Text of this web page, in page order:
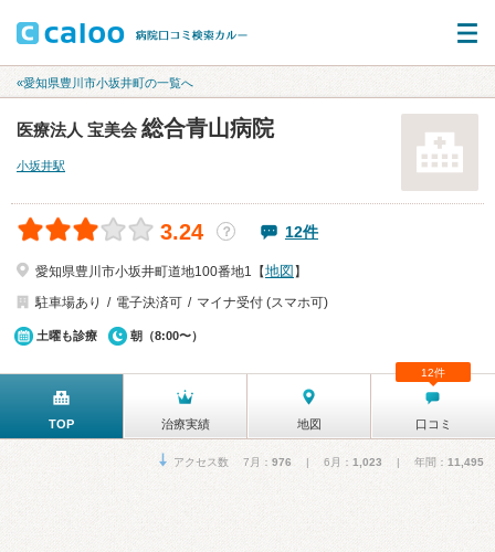
«愛知県豊川市小坂井町の一覧へ
医療法人 宝美会 総合青山病院
小坂井駅
3.24 ？ 12件
愛知県豊川市小坂井町道地100番地1【地図 】
駐車場あり
電子決済可 マイナ受付 (スマホ可)
土曜も診療 朝（8:00〜）
TOP 治療実績 地図 口コミ
12件
アクセス数 7月： 976 | 6月： 1,023 | 年間： 11,495